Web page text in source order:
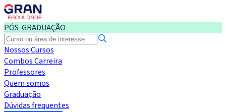
PÓS-GRADUAÇÃO
Nossos Cursos
Combos Carreira
Professores
Quem somos
Graduação
Dúvidas frequentes